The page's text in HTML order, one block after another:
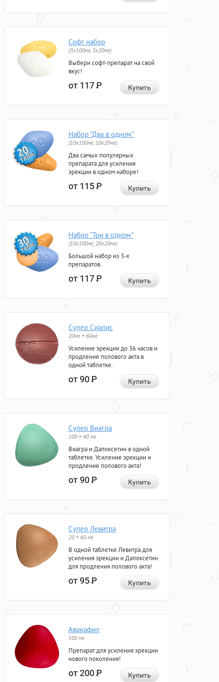
Софт набор
(3x100мг, 3x20мг)
Выбери софт-препарат на свой
вкус!
от 117Р Купить
Набор "Два в одном"
(10x100мг, 10x20мг)
Два самых популярных
препарата для усиления
эрекции в одном наборе!
от 115Р Купить
Набор "Три в одном"
(10x100мг, 20x20мг)
Большой набор из 3-х
препаратов.
от 117Р Купить
Супер Сиалис
20мг + 60мг
Усиление эрекции до 36 часов и
продление полового акта в
одной таблетке.
от 90Р Купить
Супер Виагра
100 + 60 мг
Виагра и Дапоксетин в одной
таблетке. Усиление эрекции и
продление полового акта!
от 90Р Купить
Супер Левитра
20 + 60 мг
В одной таблетке Левитра для
усиления эрекции и Дапоксетин
для продления полового акта!
от 95Р Купить
Аванафил
100 мг
Препарат для усиления эрекции
нового поколения!
от 200Р Купить